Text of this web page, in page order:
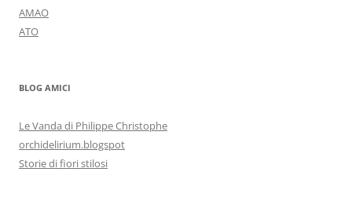
AMAO
ATO
BLOG AMICI
Le Vanda di Philippe Christophe
orchidelirium.blogspot
Storie di fiori stilosi